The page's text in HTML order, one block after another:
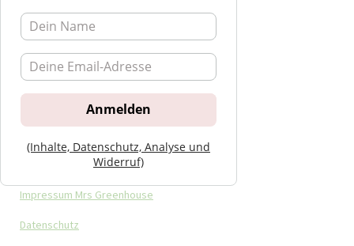
(Inhalte, Datenschutz, Analyse und
Widerruf)
Impressum Mrs Greenhouse
Datenschutz